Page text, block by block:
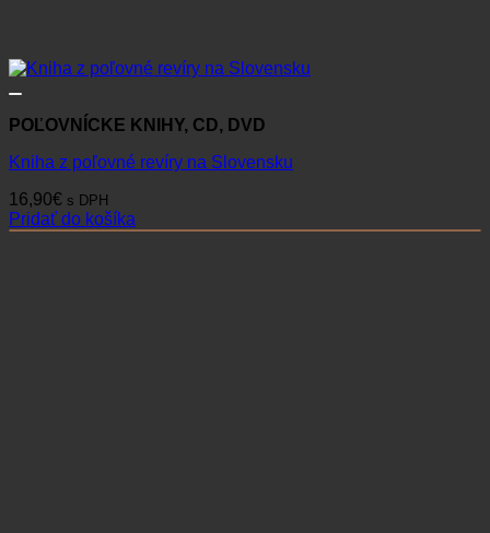
POĽOVNÍCKE KNIHY, CD, DVD
Kniha z poľovné revíry na Slovensku
16,90€ s DPH
Pridať do košíka